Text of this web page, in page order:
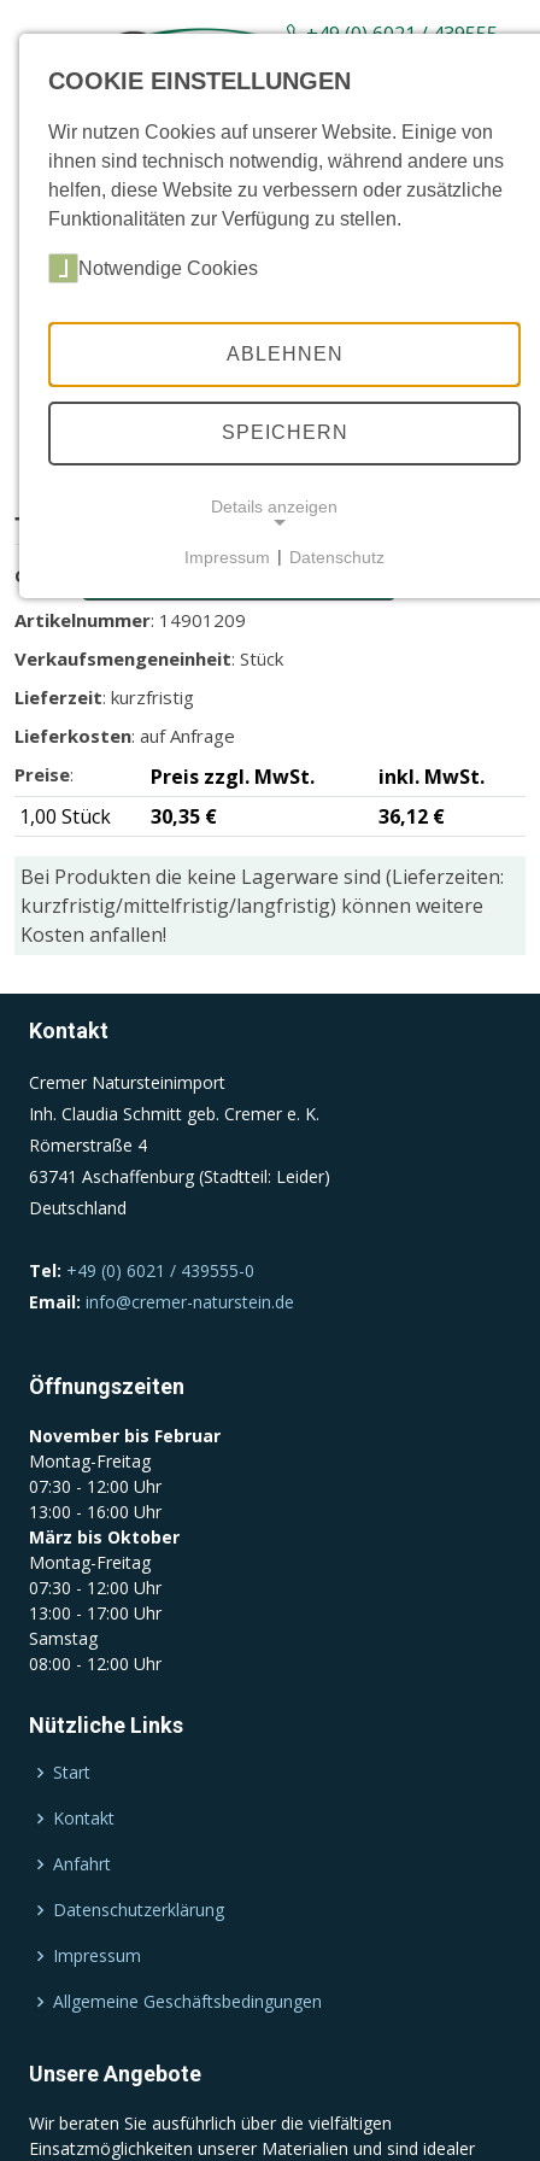
+49 (0) 6021 / 439555-
Sortiment Neuware Aktionsartikel
Terra-S, verzinkt, Pro, 150mm hoch
Größe
Artikelnummer: 14901209
Verkaufsmengeneinheit: Stück
Lieferzeit: kurzfristig
Lieferkosten: auf Anfrage
Preise: Preis zzgl. MwSt.
inkl. MwSt.
1,00 Stück
30,35 € 36,12 €
Bei Produkten die keine Lagerware sind (Lieferzeiten:
kurzfristig/mittelfristig/langfristig) können weitere
Kosten anfallen!
Kontakt
Cremer Natursteinimport
Inh. Claudia Schmitt geb. Cremer e. K.
Römerstraße 4
63741 Aschaffenburg (Stadtteil: Leider)
Deutschland
Tel: +49 (0) 6021 / 439555-0
Email: info@cremer-naturstein.de
Öffnungszeiten
November bis Februar
Montag-Freitag
07:30 - 12:00 Uhr
13:00 - 16:00 Uhr
März bis Oktober
Montag-Freitag
07:30 - 12:00 Uhr
13:00 - 17:00 Uhr
Samstag
08:00 - 12:00 Uhr
Nützliche Links
Start
Kontakt
Anfahrt
Datenschutzerklärung
Impressum
Allgemeine Geschäftsbedingungen
Unsere Angebote
Wir beraten Sie ausführlich über die vielfältigen
Einsatzmöglichkeiten unserer Materialien und sind idealer
COOKIE EINSTELLUNGEN
Wir nutzen Cookies auf unserer Website. Einige von
ihnen sind technisch notwendig, während andere uns
helfen, diese Website zu verbessern oder zusätzliche
Funktionalitäten zur Verfügung zu stellen.
Notwendige Cookies
ABLEHNEN
SPEICHERN
Details anzeigen
Notwendige Cookies ermöglichen grundlegende
der Website erforderlich.
CMS (Content Management System)
Name:
fe_typo_user
Zweck:
Wird für die unverwechselbare Identifizierung eines
Anwenders gesetzt. Es bietet dem Anwender
Cookie Laufzeit:
gelöscht (Sitzungscookie)
Einverständnis-Cookie
cookie_consent
Zweck:
Einverständnis-Optionen des Benutzers
1 Jahr
Impressum | Datenschutz